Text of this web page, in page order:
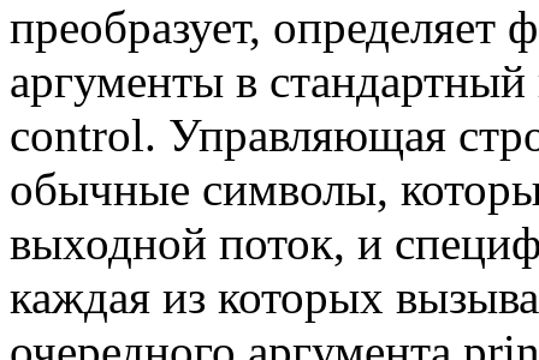
преобразует, определяет
аргументы в
control. Управляющая
обычные символы,
выходной поток, и
каждая из которых